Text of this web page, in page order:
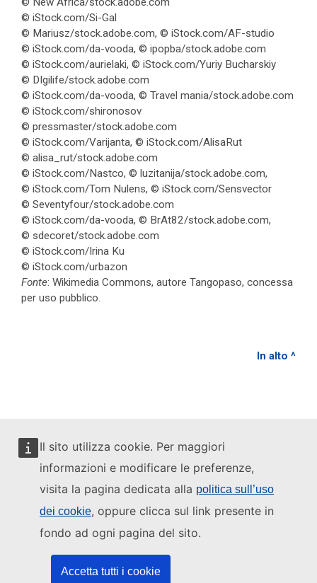
Il sito utilizza cookie. Per maggiori
informazioni e modificare le preferenze,
visita la pagina dedicata alla politica sull’uso
dei cookie, oppure clicca sul link presente in
fondo ad ogni pagina del sito.
Accetta tutti i cookie
© iStock.com/Si-Gal
© Mariusz/stock.adobe.com, © iStock.com/AF-studio
© iStock.com/da-vooda, © ipopba/stock.adobe.com
© iStock.com/aurielaki, © iStock.com/Yuriy Bucharskiy
© DIgilife/stock.adobe.com
© iStock.com/da-vooda, © Travel mania/stock.adobe.com
© iStock.com/shironosov
© pressmaster/stock.adobe.com
© iStock.com/Varijanta, © iStock.com/AlisaRut
© alisa_rut/stock.adobe.com
© iStock.com/Nastco, © luzitanija/stock.adobe.com,
© iStock.com/Tom Nulens, © iStock.com/Sensvector
© Seventyfour/stock.adobe.com
© iStock.com/da-vooda, © BrAt82/stock.adobe.com,
© sdecoret/stock.adobe.com
© iStock.com/Irina Ku
© iStock.com/urbazon
Fonte: Wikimedia Commons, autore Tangopaso, concessa
per uso pubblico.
In alto ^